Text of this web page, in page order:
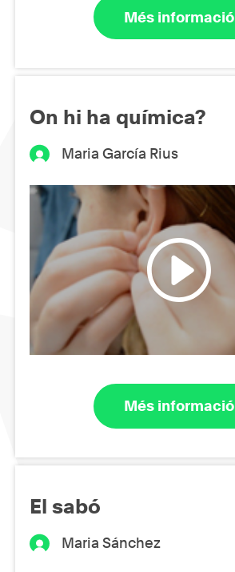
Més informació
On hi ha química?
Maria García Rius
Més informació
El sabó
Maria Sánchez